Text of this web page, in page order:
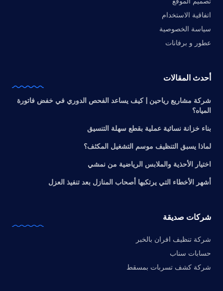
اتفاقية الاستخدام
سياسة الخصوصية
عطور و برفانات
أحدث المقالات
شركة مشاريع رياحين | كيف يساعد الفحص الدوري في خفض فاتورة
المياه؟
بناء خزانة نسائية عملية بقطع سهلة التنسيق
لماذا يسبق التنظيف موسم التشغيل المكثف؟
اختيار الأحذية والملابس الرياضية من نمشي
أشهر الأخطاء التي يرتكبها أصحاب المنازل بعد تنفيذ العزل
شركات صديقة
شركة تنظيف افران بالخبر
حسابات سناب
شركة كشف تسربات بمسقط